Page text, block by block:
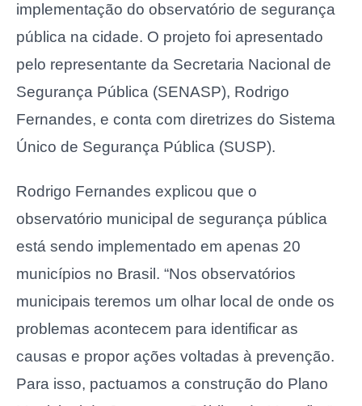
implementação do observatório de segurança
pública na cidade. O projeto foi apresentado
pelo representante da Secretaria Nacional de
Segurança Pública (SENASP), Rodrigo
Fernandes, e conta com diretrizes do Sistema
Único de Segurança Pública (SUSP).
Rodrigo Fernandes explicou que o
observatório municipal de segurança pública
está sendo implementado em apenas 20
municípios no Brasil. “Nos observatórios
municipais teremos um olhar local de onde os
problemas acontecem para identificar as
causas e propor ações voltadas à prevenção.
Para isso, pactuamos a construção do Plano